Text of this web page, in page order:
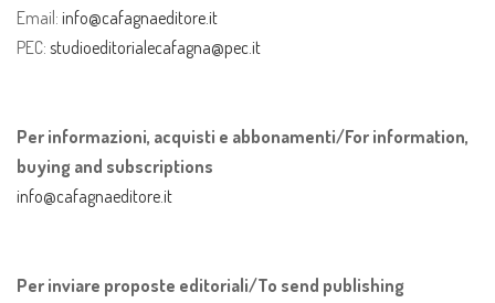
Email: info@cafagnaeditore.it
PEC: studioeditorialecafagna@pec.it
Per informazioni, acquisti e abbonamenti/For information,
buying and subscriptions
info@cafagnaeditore.it
Per inviare proposte editoriali/To send publishing